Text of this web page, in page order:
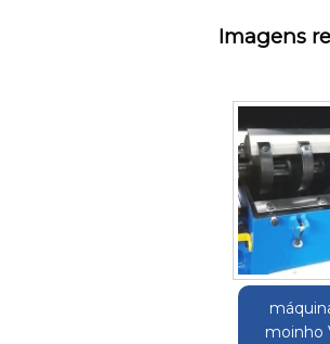
Imagens
moinho